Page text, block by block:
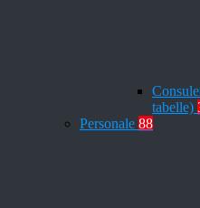
tabelle)
Personale 88